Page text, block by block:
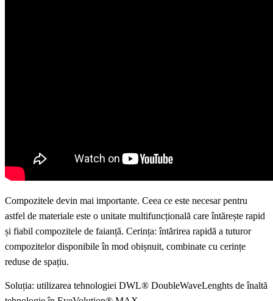
Compozitele devin mai importante. Ceea ce este necesar pentru
astfel de materiale este o unitate multifuncțională care întărește rapid
și fiabil compozitele de faianță. Cerința: întărirea rapidă a tuturor
compozitelor disponibile în mod obișnuit, combinate cu cerințe
reduse de spațiu.
Soluția: utilizarea tehnologiei DWL® DoubleWaveLenghts de înaltă